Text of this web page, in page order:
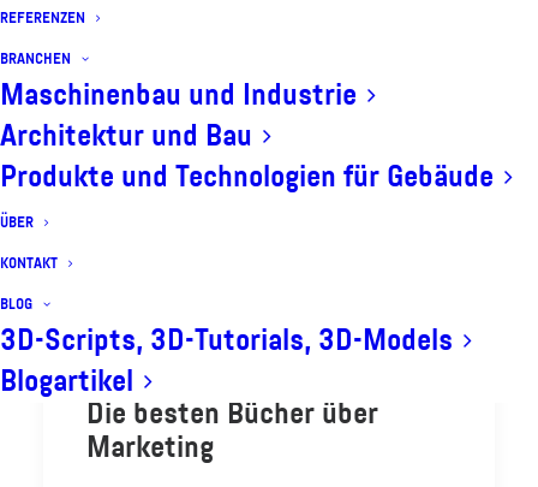
REFERENZEN
BRANCHEN
Maschinenbau und Industrie
Architektur und Bau
Produkte und Technologien für Gebäude
ÜBER
KONTAKT
BLOG
3D-Scripts, 3D-Tutorials, 3D-Models
Blogartikel
Die besten Bücher über
Marketing